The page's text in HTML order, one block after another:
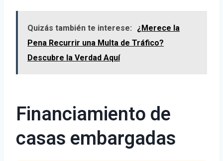
Quizás también te interese:
¿Merece la
Pena Recurrir una Multa de Tráfico?
Descubre la Verdad Aquí
Financiamiento de
casas embargadas